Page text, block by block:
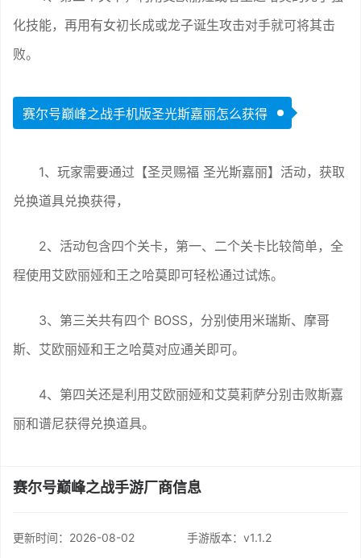
化技能，再用有女初长成或龙子诞生攻击对手就可将其击
败。
赛尔号巅峰之战手机版圣光斯嘉丽怎么获得
1、玩家需要通过【圣灵赐福 圣光斯嘉丽】活动，获取
兑换道具兑换获得，
2、活动包含四个关卡，第一、二个关卡比较简单，全
程使用艾欧丽娅和王之哈莫即可轻松通过试炼。
3、第三关共有四个 BOSS，分别使用米瑞斯、摩哥
斯、艾欧丽娅和王之哈莫对应通关即可。
4、第四关还是利用艾欧丽娅和艾莫莉萨分别击败斯嘉
丽和谱尼获得兑换道具。
赛尔号巅峰之战手游厂商信息
更新时间： 2026-08-02 手游版本：v1.1.2